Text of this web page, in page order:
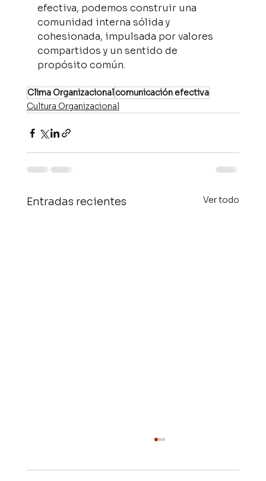
efectiva, podemos construir una
comunidad interna sólida y
cohesionada, impulsada por valores
compartidos y un sentido de
propósito común.
Clima Organizacionalcomunicación efectiva
Cultura Organizacional
Entradas recientes Ver todo